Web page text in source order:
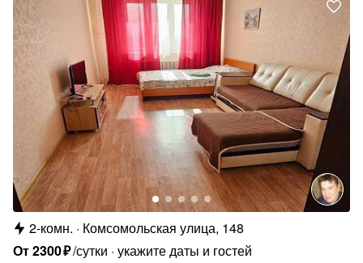
2-комн.
Комсомольская улица, 148
От2300₽/сутки укажите даты и гостей